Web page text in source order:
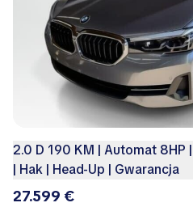
2.0 D 190 KM | Automat 8HP
| Hak | Head-Up | Gwarancja
27.599 €